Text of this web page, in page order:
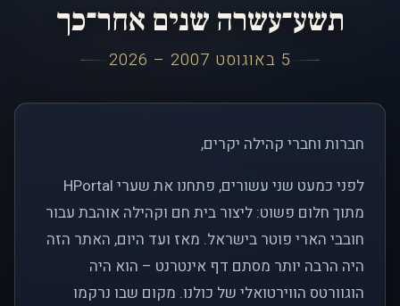
תשע־עשרה שנים אחר־כך
5 באוגוסט 2007 – 2026
חברות וחברי קהילה יקרים,
לפני כמעט שני עשורים, פתחנו את שערי HPortal
מתוך חלום פשוט: ליצור בית חם וקהילה אוהבת עבור
חובבי הארי פוטר בישראל. מאז ועד היום, האתר הזה
היה הרבה יותר מסתם דף אינטרנט – הוא היה
הוגוורטס הווירטואלי של כולנו. מקום שבו נרקמו